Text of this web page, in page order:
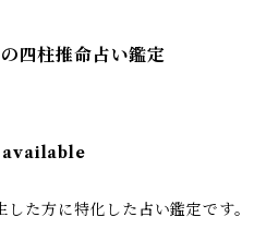
四柱推命占い鑑定
た方に特化した占い鑑定です。